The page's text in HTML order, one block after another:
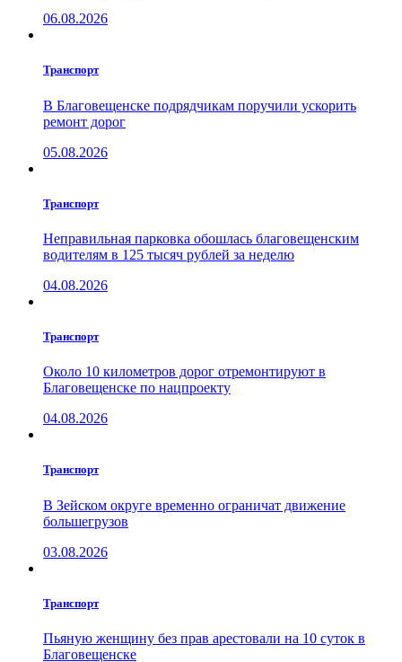
06.08.2026
Транспорт
В Благовещенске подрядчикам поручили ускорить
ремонт дорог
05.08.2026
Транспорт
Неправильная парковка обошлась благовещенским
водителям в 125 тысяч рублей за неделю
04.08.2026
Транспорт
Около 10 километров дорог отремонтируют в
Благовещенске по нацпроекту
04.08.2026
Транспорт
В Зейском округе временно ограничат движение
большегрузов
03.08.2026
Транспорт
Пьяную женщину без прав арестовали на 10 суток в
Благовещенске